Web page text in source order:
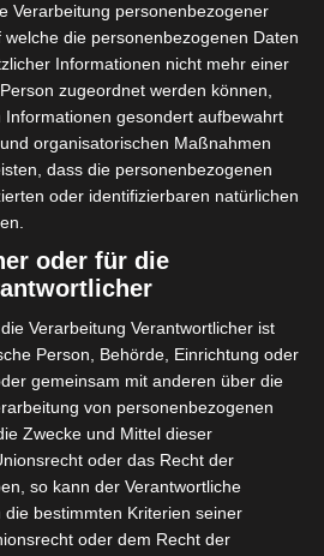
der Gäste durch Khalil Sassi in
US Tataouine die restliche
(CAB) und gewann dank
Halbzeit durch Chiheb
Rahmani (63′) mit 2:1.
Ben Jannet tat US Monastir nur
Sahel-Derby des ersten
den Nachbarn CS Chebba
zu gewinnen (2:0). Die Tore
Zied Aloui (37. Minute) und
(CSC) in der 68. Minute durch
Bessan (41′) und Chiheb
sich Olympique de Béjà im
Spieltags der Ligue 1 Pro mit
Verarbeitung personenbezogener
die personenbezogenen Daten
Informationen nicht mehr einer
zugeordnet werden können,
gesondert aufbewahrt
organisatorischen Maßnahmen
dass die personenbezogenen
oder identifizierbaren natürlichen
oder für die
Verarbeitung Verantwortlicher ist
Person, Behörde, Einrichtung oder
gemeinsam mit anderen über die
von personenbezogenen
Zwecke und Mittel dieser
oder das Recht der
so kann der Verantwortliche
bestimmten Kriterien seiner
oder dem Recht der